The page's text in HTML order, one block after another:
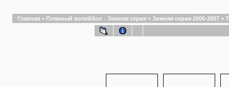
Главная > Пляжный волейбол - Зимняя серия > Зимняя серия 2006-2007 >